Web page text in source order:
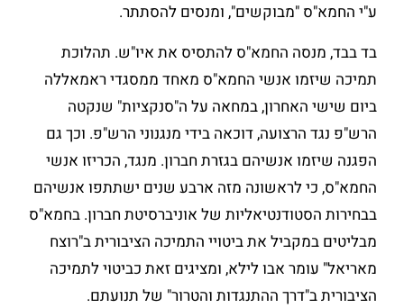
ע"י החמא"ס "מבוקשים", ומנסים להסתתר.
בד בבד, מנסה החמא"ס להתסיס את איו"ש. תהלוכת
תמיכה שיזמו אנשי החמא"ס מאחד ממסגדי ראמאללה
ביום שישי האחרון, במחאה על ה"סנקציות" שנקטה
הרש"פ נגד הרצועה, דוכאה בידי מנגנוני הרש"פ. וכך גם
הפגנה שיזמו אנשיהם בגזרת חברון. מנגד, הכריזו אנשי
החמא"ס, כי לראשונה מזה ארבע שנים ישתתפו אנשיהם
בבחירות הסטודנטיאליות של אוניברסיטת חברון. בחמא"ס
מבליטים במקביל את ביטויי התמיכה הציבורית ב"רוצח
מאריאל" עומר אבו לילא, ומציגים זאת כביטוי לתמיכה
הציבורית ב"דרך ההתנגדות והטרור" של תנועתם.